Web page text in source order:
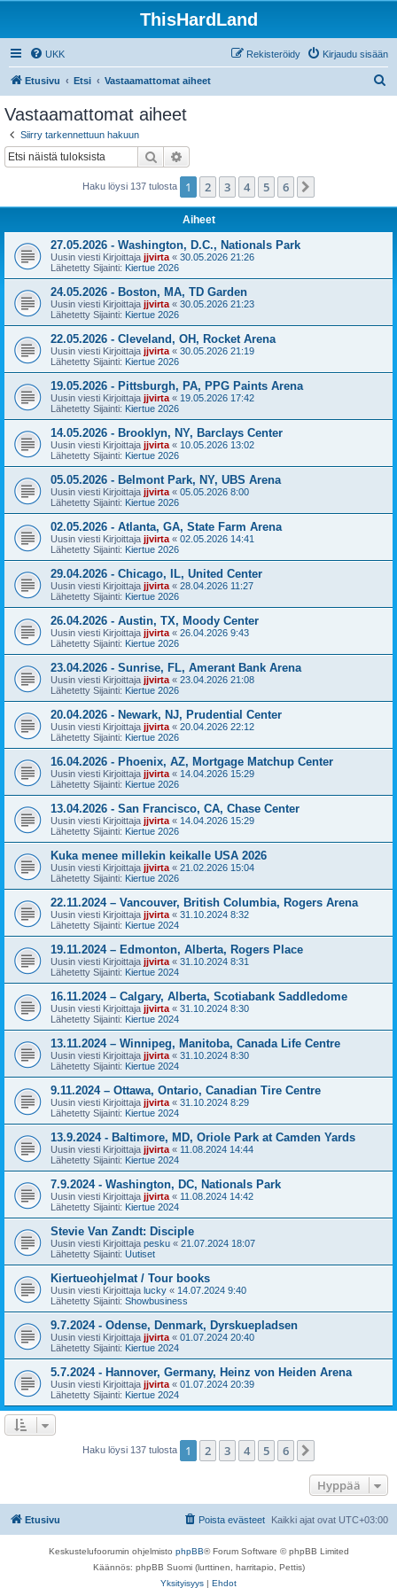
ThisHardLand
UKK Kirjaudu sisään
Rekisteröidy
Etusivu Etsi Vastaamattomat aiheet
Vastaamattomat aiheet
Siirry tarkennettuun hakuun
Etsi
Haku löysi 137 tulosta 1 2 3 4 5 6
Aiheet
27.05.2026 - Washington, D.C., Nationals Park
Uusin viesti Kirjoittaja jjvirta « 30.05.2026 21:26
Lähetetty Sijainti: Kiertue 2026
24.05.2026 - Boston, MA, TD Garden
Uusin viesti Kirjoittaja jjvirta « 30.05.2026 21:23
Lähetetty Sijainti: Kiertue 2026
22.05.2026 - Cleveland, OH, Rocket Arena
Uusin viesti Kirjoittaja jjvirta « 30.05.2026 21:19
Lähetetty Sijainti: Kiertue 2026
19.05.2026 - Pittsburgh, PA, PPG Paints Arena
Uusin viesti Kirjoittaja jjvirta « 19.05.2026 17:42
Lähetetty Sijainti: Kiertue 2026
14.05.2026 - Brooklyn, NY, Barclays Center
Uusin viesti Kirjoittaja jjvirta « 10.05.2026 13:02
Lähetetty Sijainti: Kiertue 2026
05.05.2026 - Belmont Park, NY, UBS Arena
Uusin viesti Kirjoittaja jjvirta « 05.05.2026 8:00
Lähetetty Sijainti: Kiertue 2026
02.05.2026 - Atlanta, GA, State Farm Arena
Uusin viesti Kirjoittaja jjvirta « 02.05.2026 14:41
Lähetetty Sijainti: Kiertue 2026
29.04.2026 - Chicago, IL, United Center
Uusin viesti Kirjoittaja jjvirta « 28.04.2026 11:27
Lähetetty Sijainti: Kiertue 2026
26.04.2026 - Austin, TX, Moody Center
Uusin viesti Kirjoittaja jjvirta « 26.04.2026 9:43
Lähetetty Sijainti: Kiertue 2026
23.04.2026 - Sunrise, FL, Amerant Bank Arena
Uusin viesti Kirjoittaja jjvirta « 23.04.2026 21:08
Lähetetty Sijainti: Kiertue 2026
20.04.2026 - Newark, NJ, Prudential Center
Uusin viesti Kirjoittaja jjvirta « 20.04.2026 22:12
Lähetetty Sijainti: Kiertue 2026
16.04.2026 - Phoenix, AZ, Mortgage Matchup Center
Uusin viesti Kirjoittaja jjvirta « 14.04.2026 15:29
Lähetetty Sijainti: Kiertue 2026
13.04.2026 - San Francisco, CA, Chase Center
Uusin viesti Kirjoittaja jjvirta « 14.04.2026 15:29
Lähetetty Sijainti: Kiertue 2026
Kuka menee millekin keikalle USA 2026
Uusin viesti Kirjoittaja jjvirta « 21.02.2026 15:04
Lähetetty Sijainti: Kiertue 2026
22.11.2024 – Vancouver, British Columbia, Rogers Arena
Uusin viesti Kirjoittaja jjvirta « 31.10.2024 8:32
Lähetetty Sijainti: Kiertue 2024
19.11.2024 – Edmonton, Alberta, Rogers Place
Uusin viesti Kirjoittaja jjvirta « 31.10.2024 8:31
Lähetetty Sijainti: Kiertue 2024
16.11.2024 – Calgary, Alberta, Scotiabank Saddledome
Uusin viesti Kirjoittaja jjvirta « 31.10.2024 8:30
Lähetetty Sijainti: Kiertue 2024
13.11.2024 – Winnipeg, Manitoba, Canada Life Centre
Uusin viesti Kirjoittaja jjvirta « 31.10.2024 8:30
Lähetetty Sijainti: Kiertue 2024
9.11.2024 – Ottawa, Ontario, Canadian Tire Centre
Uusin viesti Kirjoittaja jjvirta « 31.10.2024 8:29
Lähetetty Sijainti: Kiertue 2024
13.9.2024 - Baltimore, MD, Oriole Park at Camden Yards
Uusin viesti Kirjoittaja jjvirta « 11.08.2024 14:44
Lähetetty Sijainti: Kiertue 2024
7.9.2024 - Washington, DC, Nationals Park
Uusin viesti Kirjoittaja jjvirta « 11.08.2024 14:42
Lähetetty Sijainti: Kiertue 2024
Stevie Van Zandt: Disciple
Uusin viesti Kirjoittaja pesku « 21.07.2024 18:07
Lähetetty Sijainti: Uutiset
Kiertueohjelmat / Tour books
Uusin viesti Kirjoittaja lucky « 14.07.2024 9:40
Lähetetty Sijainti: Showbusiness
9.7.2024 - Odense, Denmark, Dyrskuepladsen
Uusin viesti Kirjoittaja jjvirta « 01.07.2024 20:40
Lähetetty Sijainti: Kiertue 2024
5.7.2024 - Hannover, Germany, Heinz von Heiden Arena
Uusin viesti Kirjoittaja jjvirta « 01.07.2024 20:39
Lähetetty Sijainti: Kiertue 2024
Haku löysi 137 tulosta 1 2 3 4 5 6
Hyppää
Etusivu Kaikki ajat ovat UTC+03:00
Poista evästeet
Keskustelufoorumin ohjelmisto phpBB® Forum Software © phpBB Limited
Käännös: phpBB Suomi (lurttinen, harritapio, Pettis)
Yksityisyys | Ehdot